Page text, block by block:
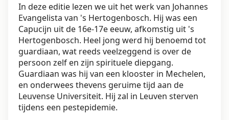
In deze editie lezen we uit het werk van Johannes
Evangelista van 's Hertogenbosch. Hij was een
Capucijn uit de 16e-17e eeuw, afkomstig uit 's
Hertogenbosch. Heel jong werd hij benoemd tot
guardiaan, wat reeds veelzeggend is over de
persoon zelf en zijn spirituele diepgang.
Guardiaan was hij van een klooster in Mechelen,
en onderwees thevens geruime tijd aan de
Leuvense Universiteit. Hij zal in Leuven sterven
tijdens een pestepidemie.